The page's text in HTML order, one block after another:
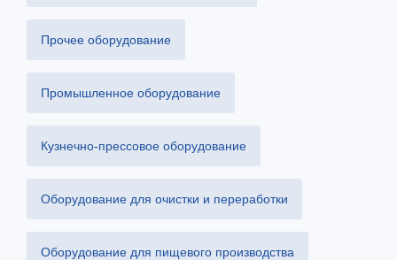
Прочее оборудование
Промышленное оборудование
Кузнечно-прессовое оборудование
Оборудование для очистки и переработки
Оборудование для пищевого производства